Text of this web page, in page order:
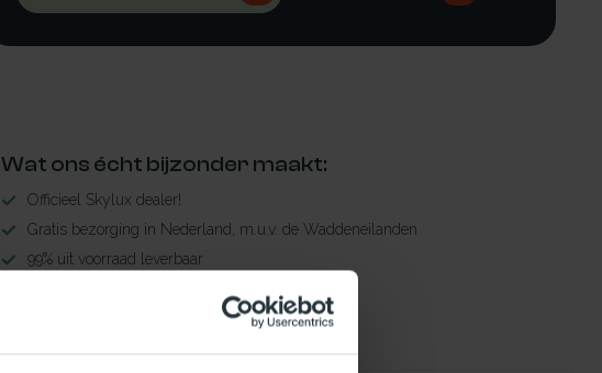
Wat ons écht bijzonder maakt:
Officieel Skylux dealer!
Gratis bezorging in Nederland, m.u.v. de Waddeneilanden
99% uit voorraad leverbaar